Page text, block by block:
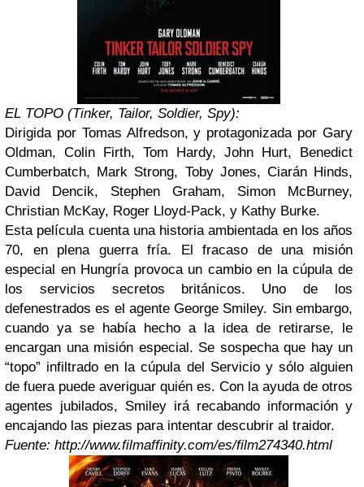
EL TOPO (Tinker, Tailor, Soldier, Spy):
Dirigida por Tomas Alfredson, y protagonizada por Gary
Oldman, Colin Firth, Tom Hardy, John Hurt, Benedict
Cumberbatch, Mark Strong, Toby Jones, Ciarán Hinds,
David Dencik, Stephen Graham, Simon McBurney,
Christian McKay, Roger Lloyd-Pack, y Kathy Burke.
Esta película cuenta una historia ambientada en los años
70, en plena guerra fría. El fracaso de una misión
especial en Hungría provoca un cambio en la cúpula de
los servicios secretos británicos. Uno de los
defenestrados es el agente George Smiley. Sin embargo,
cuando ya se había hecho a la idea de retirarse, le
encargan una misión especial. Se sospecha que hay un
“topo” infiltrado en la cúpula del Servicio y sólo alguien
de fuera puede averiguar quién es. Con la ayuda de otros
agentes jubilados, Smiley irá recabando información y
encajando las piezas para intentar descubrir al traidor.
Fuente: http://www.filmaffinity.com/es/film274340.html